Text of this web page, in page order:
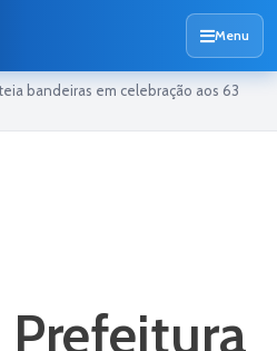
Menu
bandeiras em celebração aos 63
Prefeitura